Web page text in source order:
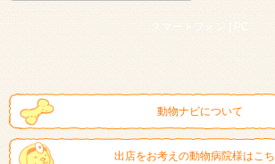
スマートフォン | PC
動物ナビについて
出店をお考えの動物病院様はこ